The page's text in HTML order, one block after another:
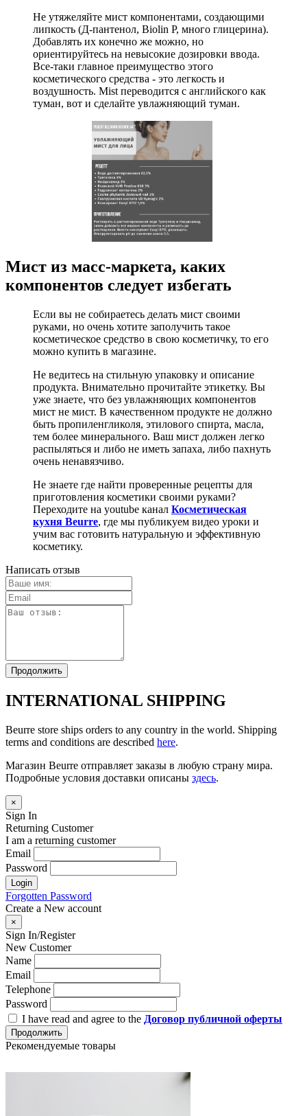
Не утяжеляйте мист компонентами, создающими
липкость (Д-пантенол, Biolin P, много глицерина).
Добавлять их конечно же можно, но
ориентируйтесь на невысокие дозировки ввода.
Все-таки главное преимущество этого
косметического средства - это легкость и
воздушность. Mist переводится с английского как
туман, вот и сделайте увлажняющий туман.
Мист из масс-маркета, каких
компонентов следует избегать
Если вы не собираетесь делать мист своими
руками, но очень хотите заполучить такое
косметическое средство в свою косметичку, то его
можно купить в магазине.
Не ведитесь на стильную упаковку и описание
продукта. Внимательно прочитайте этикетку. Вы
уже знаете, что без увлажняющих компонентов
мист не мист. В качественном продукте не должно
быть пропиленгликоля, этилового спирта, масла,
тем более минерального. Ваш мист должен легко
распыляться и либо не иметь запаха, либо пахнуть
очень ненавязчиво.
Не знаете где найти проверенные рецепты для
приготовления косметики своими руками?
Переходите на youtube канал Косметическая
кухня Beurre, где мы публикуем видео уроки и
учим вас готовить натуральную и эффективную
косметику.
Написать отзыв
Продолжить
INTERNATIONAL SHIPPING
Beurre store ships orders to any country in the world. Shipping
terms and conditions are described here.
Магазин Beurre отправляет заказы в любую страну мира.
Подробные условия доставки описаны здесь.
×
Sign In
Returning Customer
I am a returning customer
Email
Password
Login
Forgotten Password
Create a New account
×
Sign In/Register
New Customer
Name
Email
Telephone
Password
I have read and agree to the Договор публичной оферты
Продолжить
Рекомендуемые товары